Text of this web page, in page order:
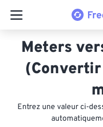
Meters
Entrez une valeur ci-